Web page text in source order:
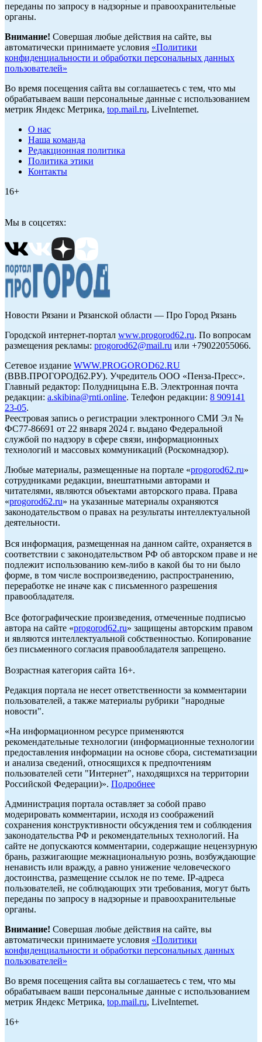
переданы по запросу в надзорные и правоохранительные
органы.
Внимание! Совершая любые действия на сайте, вы
автоматически принимаете условия «Политики
конфиденциальности и обработки персональных данных
пользователей»
Во время посещения сайта вы соглашаетесь с тем, что мы
обрабатываем ваши персональные данные с использованием
метрик Яндекс Метрика, top.mail.ru, LiveInternet.
О нас
Наша команда
Редакционная политика
Политика этики
Контакты
16+
Мы в соцсетях:
Новости Рязани и Рязанской области — Про Город Рязань
Городской интернет-портал www.progorod62.ru. По вопросам
размещения рекламы: progorod62@mail.ru или +79022055066.
Сетевое издание WWW.PROGOROD62.RU
(ВВВ.ПРОГОРОД62.РУ). Учредитель ООО «Пенза-Пресс».
Главный редактор: Полудницына Е.В. Электронная почта
редакции: a.skibina@rnti.online. Телефон редакции: 8 909141
23-05.
Реестровая запись о регистрации электронного СМИ Эл №
ФС77-86691 от 22 января 2024 г. выдано Федеральной
службой по надзору в сфере связи, информационных
технологий и массовых коммуникаций (Роскомнадзор).
Любые материалы, размещенные на портале «progorod62.ru»
сотрудниками редакции, внештатными авторами и
читателями, являются объектами авторского права. Права
«progorod62.ru» на указанные материалы охраняются
законодательством о правах на результаты интеллектуальной
деятельности.
Вся информация, размещенная на данном сайте, охраняется в
соответствии с законодательством РФ об авторском праве и не
подлежит использованию кем-либо в какой бы то ни было
форме, в том числе воспроизведению, распространению,
переработке не иначе как с письменного разрешения
правообладателя.
Все фотографические произведения, отмеченные подписью
автора на сайте «progorod62.ru» защищены авторским правом
и являются интеллектуальной собственностью. Копирование
без письменного согласия правообладателя запрещено.
Возрастная категория сайта 16+.
Редакция портала не несет ответственности за комментарии
пользователей, а также материалы рубрики "народные
новости".
«На информационном ресурсе применяются
рекомендательные технологии (информационные технологии
предоставления информации на основе сбора, систематизации
и анализа сведений, относящихся к предпочтениям
пользователей сети "Интернет", находящихся на территории
Российской Федерации)». Подробнее
Администрация портала оставляет за собой право
модерировать комментарии, исходя из соображений
сохранения конструктивности обсуждения тем и соблюдения
законодательства РФ и рекомендательных технологий. На
сайте не допускаются комментарии, содержащие нецензурную
брань, разжигающие межнациональную рознь, возбуждающие
ненависть или вражду, а равно унижение человеческого
достоинства, размещение ссылок не по теме. IP-адреса
пользователей, не соблюдающих эти требования, могут быть
переданы по запросу в надзорные и правоохранительные
органы.
Внимание! Совершая любые действия на сайте, вы
автоматически принимаете условия «Политики
конфиденциальности и обработки персональных данных
пользователей»
Во время посещения сайта вы соглашаетесь с тем, что мы
обрабатываем ваши персональные данные с использованием
метрик Яндекс Метрика, top.mail.ru, LiveInternet.
16+